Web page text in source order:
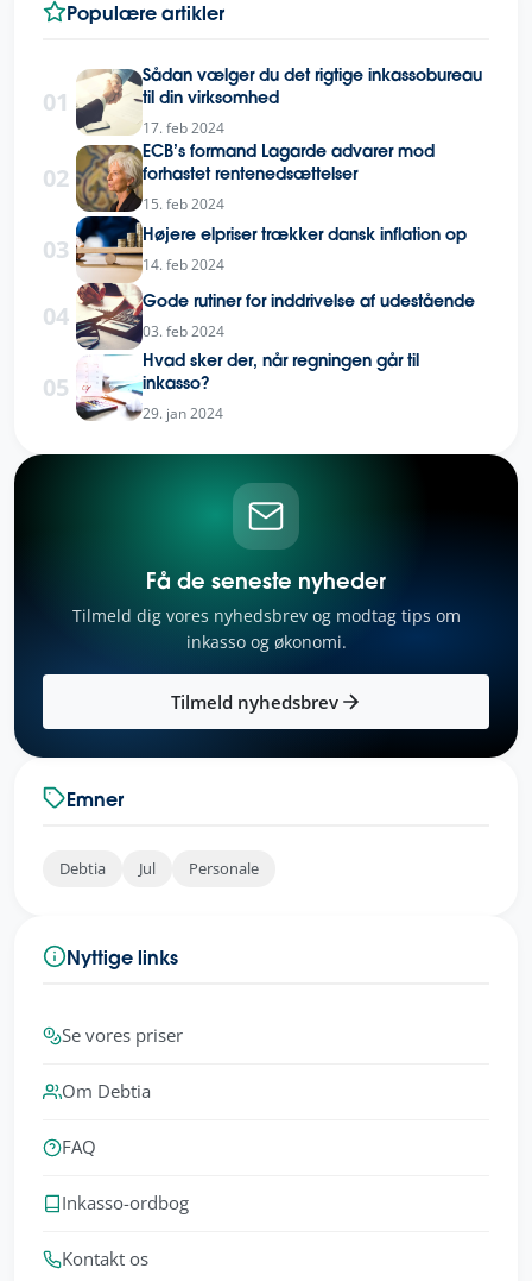
Populære artikler
01
Sådan vælger du det rigtige inkassobureau
til din virksomhed
17. feb 2024
02
ECB’s formand Lagarde advarer mod
forhastet rentenedsættelser
15. feb 2024
03 Højere elpriser trækker dansk inflation op
14. feb 2024
04 Gode rutiner for inddrivelse af udestående
03. feb 2024
05
Hvad sker der, når regningen går til
inkasso?
29. jan 2024
Få de seneste nyheder
Tilmeld dig vores nyhedsbrev og modtag tips om
inkasso og økonomi.
Tilmeld nyhedsbrev
Emner
Debtia Jul Personale
Nyttige links
Se vores priser
Om Debtia
FAQ
Inkasso-ordbog
Kontakt os